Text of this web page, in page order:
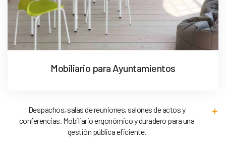
Mobiliario para Ayuntamientos
Despachos, salas de reuniones, salones de actos y
conferencias. Mobiliario ergonómico y duradero para una
gestión pública eficiente.